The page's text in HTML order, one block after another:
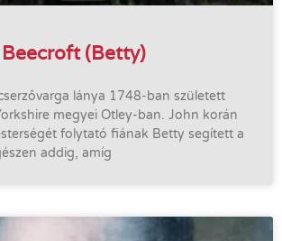
(Betty)
lánya 1748-ban született
megyei Otley-ban. John korán
folytató fiának Betty segített a
addig, amíg